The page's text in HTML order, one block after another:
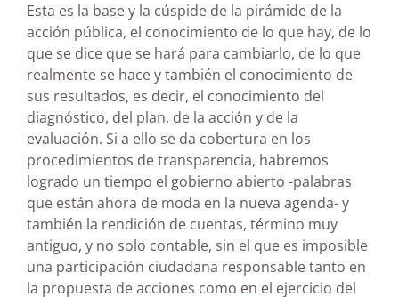
Esta es la base y la cúspide de la pirámide de la
acción pública, el conocimiento de lo que hay, de lo
que se dice que se hará para cambiarlo, de lo que
realmente se hace y también el conocimiento de
sus resultados, es decir, el conocimiento del
diagnóstico, del plan, de la acción y de la
evaluación. Si a ello se da cobertura en los
procedimientos de transparencia, habremos
logrado un tiempo el gobierno abierto -palabras
que están ahora de moda en la nueva agenda- y
también la rendición de cuentas, término muy
antiguo, y no solo contable, sin el que es imposible
una participación ciudadana responsable tanto en
la propuesta de acciones como en el ejercicio del